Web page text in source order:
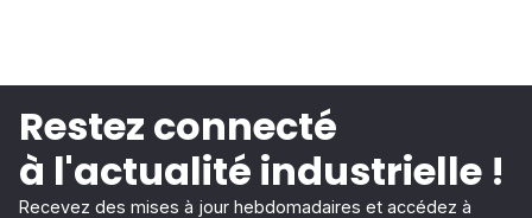
Restez connecté
à l'actualité industrielle !
Recevez des mises à jour hebdomadaires et accédez à